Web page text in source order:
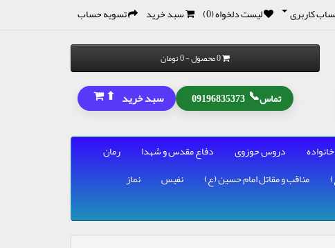
کاربری لیست دلخواه (0) سبد خرید تسویه حساب
0 محصول - 0 تومان
تماس📞
09196835373 سبد خرید ⬆
خانواده دروس حوزوی دفاع مقدس و شهدا
رمان
مناقب و مقاتل امام حسین (ع) نفیس
نماز